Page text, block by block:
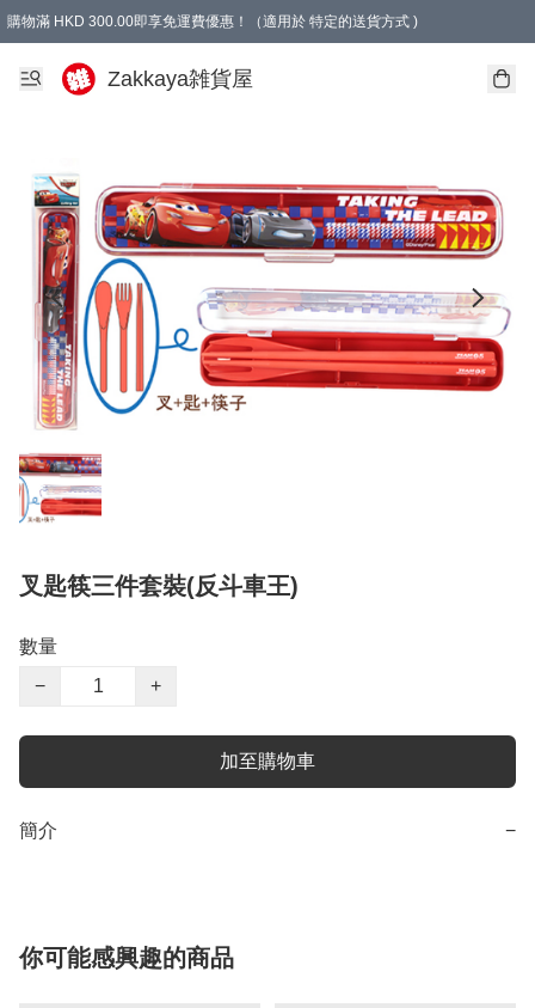
購物滿 HKD 300.00即享免運費優惠！（適用於 特定的送貨方式 )
Zakkaya雑貨屋
叉匙筷三件套裝(反斗車王)
數量
−
+
加至購物車
簡介 −
你可能感興趣的商品